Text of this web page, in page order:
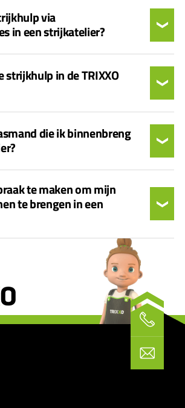
via
in een strijkatelier?
strijkhulp in de TRIXXO
die ik binnenbreng
te maken om mijn
te brengen in een